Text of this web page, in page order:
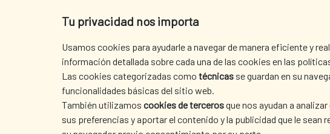
Tu privacidad nos importa
Usamos cookies para ayudarle a navegar de manera eficiente y
información detallada sobre cada una de las cookies en las
Las cookies categorizadas como técnicas se guardan en su
funcionalidades básicas del sitio web.
También utilizamos cookies de tercerosque nos ayudan a
sus preferencias y aportar el contenido y la publicidad que le sean
Tel. +34 900 20 30 54​​​​​​​